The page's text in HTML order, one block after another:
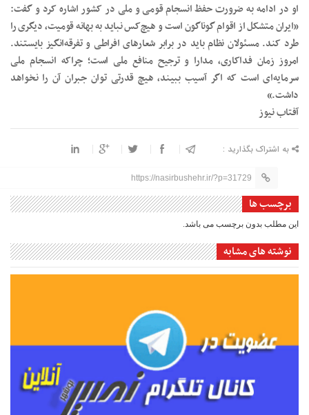
او در ادامه به ضرورت حفظ انسجام قومی و ملی در کشور اشاره کرد و گفت:
«ایران متشکل از اقوام گوناگون است و هیچ‌کس نباید به بهانه قومیت، دیگری را
طرد کند. مسئولان نظام باید در برابر شعارهای افراطی و تفرقه‌انگیز بایستند.
امروز زمان فداکاری، مدارا و ترجیح منافع ملی است؛ چراکه انسجام ملی
سرمایه‌ای است که اگر آسیب ببیند، هیچ قدرتی توان جبران آن را نخواهد
داشت.»
آفتاب نیوز
به اشتراک بگذارید :
https://nasirbushehr.ir/?p=31729
برچسب ها
این مطلب بدون برچسب می باشد.
نوشته های مشابه